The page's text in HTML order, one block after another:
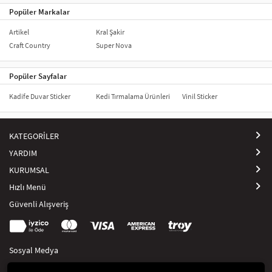
Popüler Markalar
Artikel
Craft Country
Kral Şakir
Super Nova
Popüler Sayfalar
Kadife Duvar Sticker Kedi Tırmalama Ürünleri Vinil Sticker
KATEGORİLER
YARDIM
KURUMSAL
Hızlı Menü
Güvenli Alışveriş
Sosyal Medya